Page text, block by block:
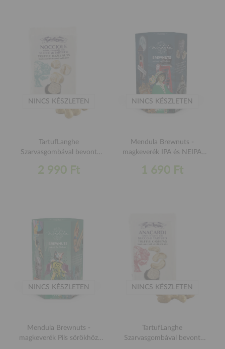
NINCS KÉSZLETEN
TartufLanghe
Szarvasgombával bevont
2 990 Ft
NINCS KÉSZLETEN
Mendula Brewnuts -
magkeverék IPA és NEIPA
1 690 Ft
NINCS KÉSZLETEN
Mendula Brewnuts -
magkeverék Pils sörökhöz
NINCS KÉSZLETEN
TartufLanghe
Szarvasgombával bevont